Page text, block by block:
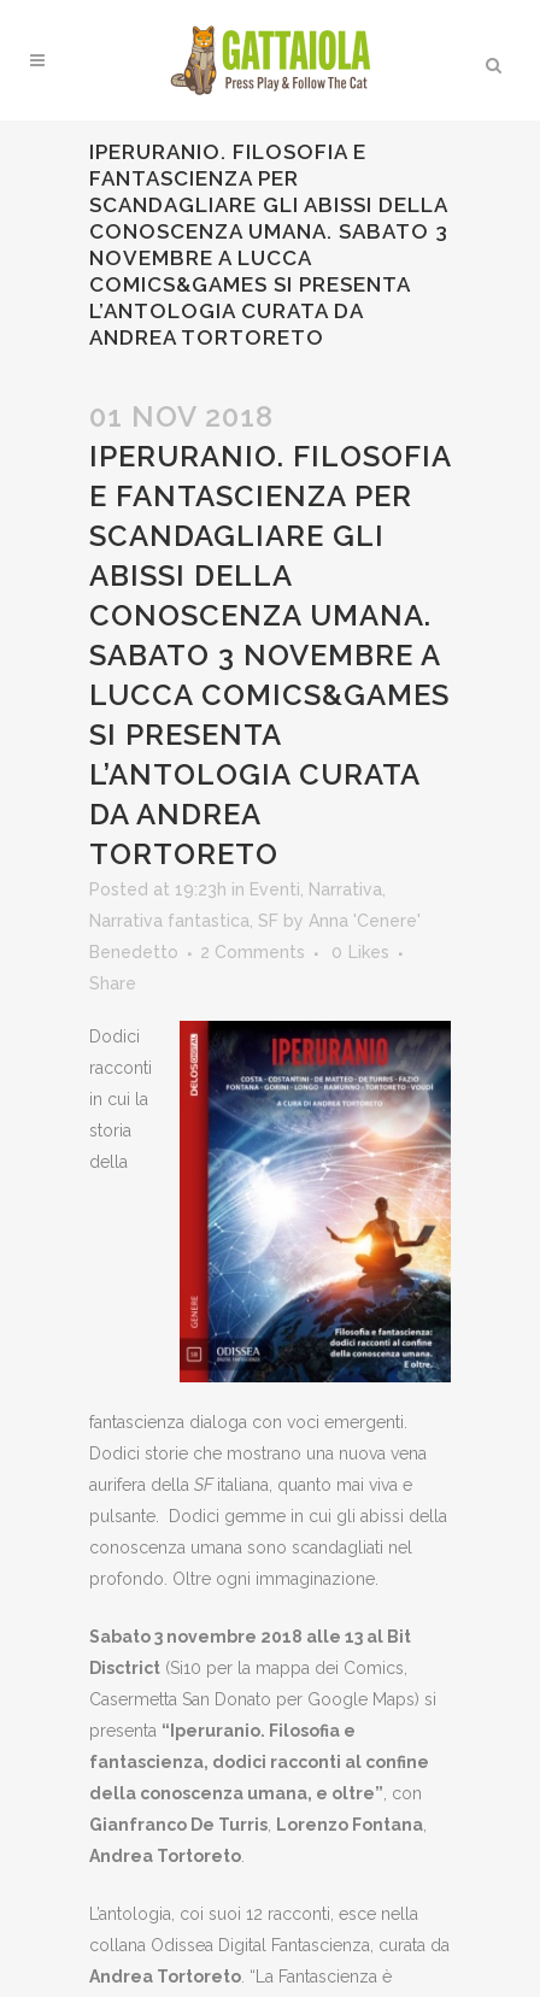
IPERURANIO. FILOSOFIA E
FANTASCIENZA PER
SCANDAGLIARE GLI ABISSI DELLA
CONOSCENZA UMANA. SABATO 3
NOVEMBRE A LUCCA
COMICS&GAMES SI PRESENTA
L’ANTOLOGIA CURATA DA
ANDREA TORTORETO
01 NOV 2018
IPERURANIO. FILOSOFIA
E FANTASCIENZA PER
SCANDAGLIARE GLI
ABISSI DELLA
CONOSCENZA UMANA.
SABATO 3 NOVEMBRE A
LUCCA COMICS&GAMES
SI PRESENTA
L’ANTOLOGIA CURATA
DA ANDREA
TORTORETO
Posted at 19:23h in Eventi Narrativa
Narrativa fantastica SF by Anna 'Cenere'
Benedetto
2 Comments 0
Likes
Share
Dodici
racconti
in cui la
storia
della
fantascienza dialoga con voci emergenti.
Dodici storie che mostrano una nuova vena
aurifera della SFitaliana, quanto mai viva e
pulsante. Dodici gemme in cui gli abissi della
conoscenza umana sono scandagliati nel
profondo. Oltre ogni immaginazione.
Sabato 3 novembre 2018 alle 13 al Bit
Disctrict (Si10 per la mappa dei Comics,
Casermetta San Donato per Google Maps) si
presenta “Iperuranio. Filosofia e
fantascienza, dodici racconti al confine
della conoscenza umana, e oltre” , con
Gianfranco De Turris
Lorenzo Fontana
Andrea Tortoreto
L’antologia, coi suoi 12 racconti, esce nella
collana Odissea Digital Fantascienza, curata da
Andrea Tortoreto . “La Fantascienza è